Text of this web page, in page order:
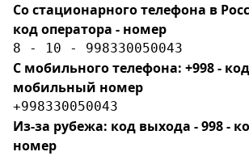
Со стационарного телефона в
код оператора - номер
8 - 10 - 998330050043
С мобильного телефона: +998 -
мобильный номер
+998330050043
Из-за рубежа: код выхода - 998 -
номер